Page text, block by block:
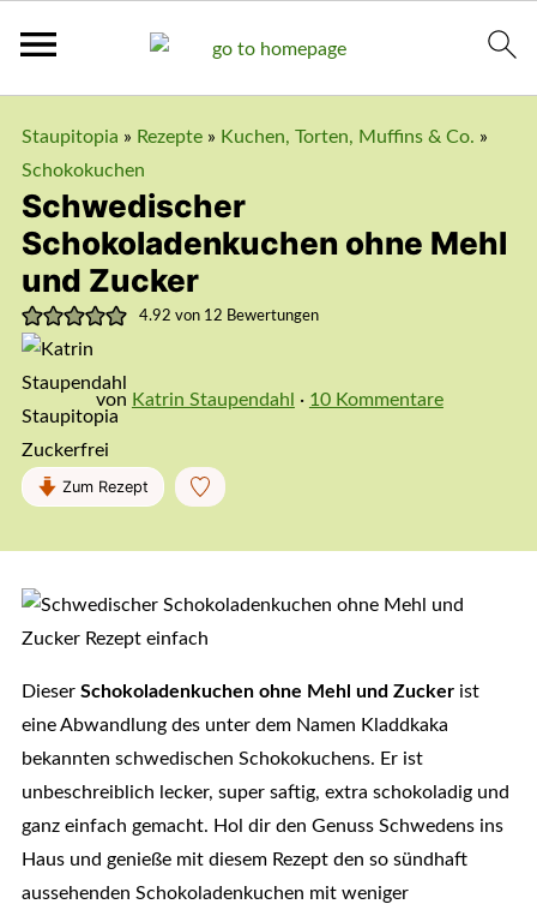
Staupitopia » Rezepte» Kuchen, Torten, Muffins & Co. »
Schokokuchen
Schwedischer
Schokoladenkuchen ohne Mehl
und Zucker
4.92 von 12 Bewertungen
von Katrin Staupendahl · 10 Kommentare
Zum Rezept
Dieser Schokoladenkuchen ohne Mehl und Zuckerist
eine Abwandlung des unter dem Namen Kladdkaka
bekannten schwedischen Schokokuchens. Er ist
unbeschreiblich lecker, super saftig, extra schokoladig und
ganz einfach gemacht. Hol dir den Genuss Schwedens ins
Haus und genieße mit diesem Rezept den so sündhaft
aussehenden Schokoladenkuchen mit weniger